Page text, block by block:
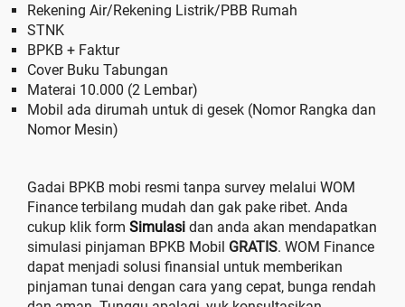
Rekening Air/Rekening Listrik/PBB Rumah
STNK
BPKB + Faktur
Cover Buku Tabungan
Materai 10.000 (2 Lembar)
Mobil ada dirumah untuk di gesek (Nomor Rangka dan
Nomor Mesin)
Gadai BPKB mobi resmi tanpa survey melalui WOM
Finance terbilang mudah dan gak pake ribet. Anda
cukup klik form Simulasi dan anda akan mendapatkan
simulasi pinjaman BPKB Mobil GRATIS. WOM Finance
dapat menjadi solusi finansial untuk memberikan
pinjaman tunai dengan cara yang cepat, bunga rendah